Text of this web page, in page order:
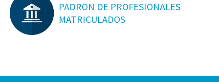
PADRON DE PROFESIONALES
MATRICULADOS